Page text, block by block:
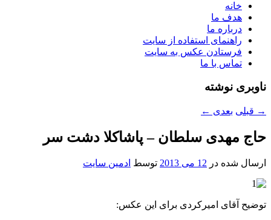
خانه
هدف ما
درباره ما
راهنمای استفاده از سایت
فرستادن عکس به سایت
تماس با ما
ناوبری نوشته
→ قبلی بعدی ←
حاج مهدی سلطان – پاشاکلا دشت سر
ارسال شده در 12 می 2013 توسط ادمین سایت
توضیح آقای امیرکردی برای این عکس: